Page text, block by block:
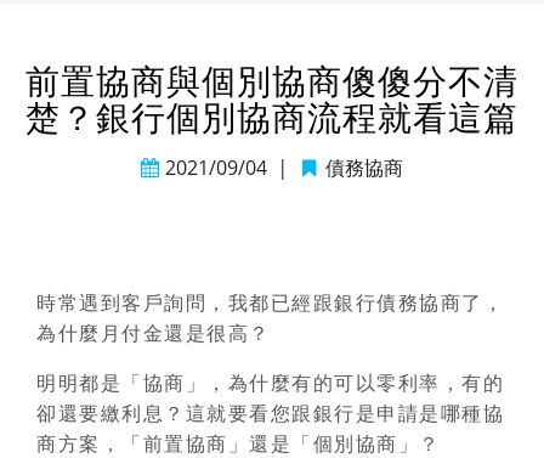
前置協商與個別協商傻傻分不清
楚？銀行個別協商流程就看這篇
2021/09/04 | 債務協商
時常遇到客戶詢問，我都已經跟銀行債務協商了，
為什麼月付金還是很高？
明明都是「協商」，為什麼有的可以零利率，有的
卻還要繳利息？這就要看您跟銀行是申請是哪種協
商方案，「前置協商」還是「個別協商」？